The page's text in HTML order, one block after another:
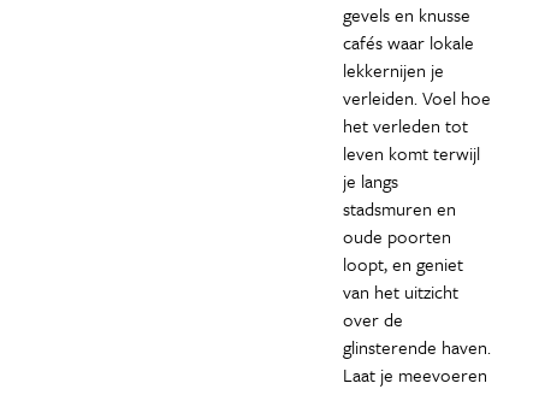
gevels en knusse
cafés waar lokale
lekkernijen je
verleiden. Voel hoe
het verleden tot
leven komt terwijl
je langs
stadsmuren en
oude poorten
loopt, en geniet
van het uitzicht
over de
glinsterende haven.
Laat je meevoeren